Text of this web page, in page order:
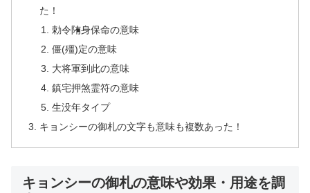
た！
勅令陏身保命の意味
僵(殭)定の意味
大将軍到此の意味
鎮宅押煞霊符の意味
生没年タイプ
キョンシーの御札の文字も意味も複数あった！
キョンシーの御札の意味や効果・用途を調